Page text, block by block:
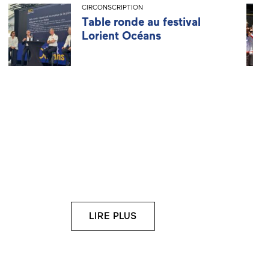
CIRCONSCRIPTION
Table ronde au festival
Lorient Océans
LIRE PLUS